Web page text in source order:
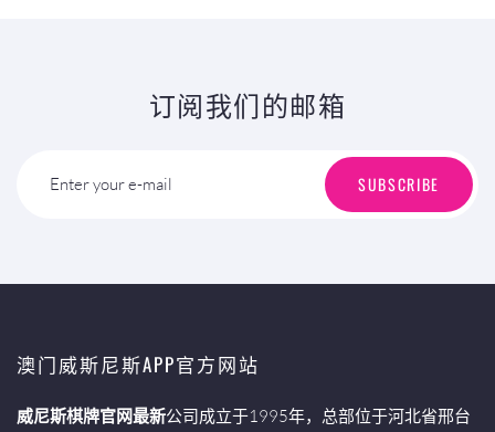
订阅我们的邮箱
Enter your e-mail SUBSCRIBE
澳门威斯尼斯APP官方网站
威尼斯棋牌官网最新公司成立于1995年，总部位于河北省邢台